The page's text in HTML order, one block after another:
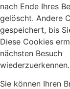
nach Ende Ihres
gelöscht. Andere
gespeichert, bis
Diese Cookies
nächsten Besuch
wiederzuerkennen.
Sie können Ihren